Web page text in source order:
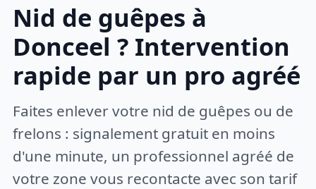
Nid de guêpes à
Donceel ? Intervention
rapide par un pro agréé
Faites enlever votre nid de guêpes ou de
frelons : signalement gratuit en moins
d'une minute, un professionnel agréé de
votre zone vous recontacte avec son tarif